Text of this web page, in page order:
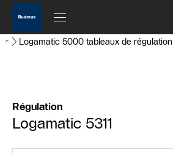
Logamatic 5000 tableaux de régulation
Régulation
Logamatic 5311